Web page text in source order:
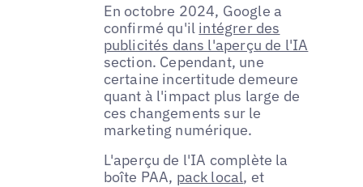
En octobre 2024, Google a
confirmé qu'il intégrer des
publicités dans l'aperçu de l'IA
section. Cependant, une
certaine incertitude demeure
quant à l'impact plus large de
ces changements sur le
marketing numérique.
L'aperçu de l'IA complète la
boîte PAA, pack local, et